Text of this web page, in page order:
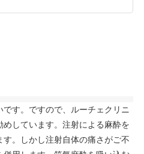
す。ですので、ルーチェクリニ
しています。注射による麻酔を
。しかし注射自体の痛さがご不